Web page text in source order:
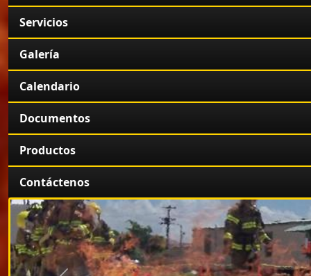
Servicios
Galería
Calendario
Documentos
Productos
Contáctenos